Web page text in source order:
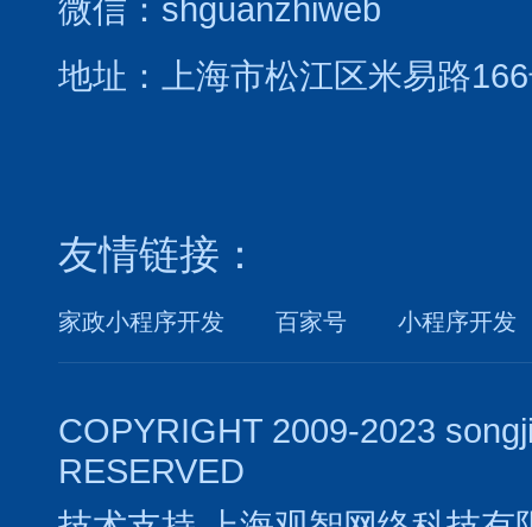
微信：shguanzhiweb
地址：上海市松江区米易路
友情链接：
家政小程序开发 百家号 小程序开发
COPYRIGHT 2009-2023
RESERVED